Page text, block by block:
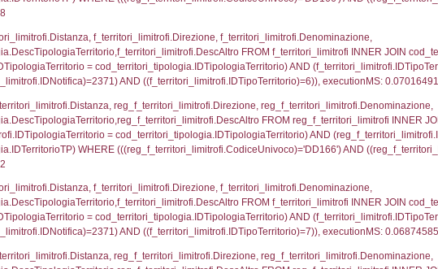
= el_comuni.IstComune WHERE
sql: SELECT group_concat(f_territori_limitrofi.DescAltro
cod_territori_tipologia ON
cod_territori_tipologia.DescTipologiaTerritorio, executionMS:
sql: SELECT group_concat(reg_f_territori_limitrofi.DescAltro
= cod_territori_tipologia.IDTerritorioTP) WHERE (
cod_territori_tipologia.DescTipologiaTerritorio , executionMS:
sql: SELECT f_territori_limitrofi.Distanza,